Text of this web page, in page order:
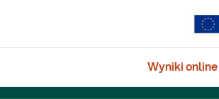
Wyniki online